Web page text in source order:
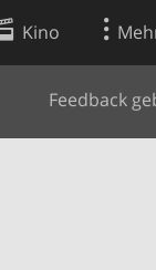
Kino
Feedback